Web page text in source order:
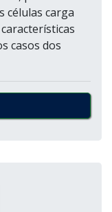
células carga
casos dos